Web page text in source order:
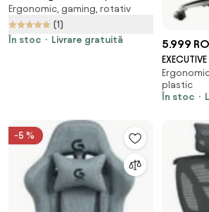
plasă și suport lombar dinamic,
tetiera 3D, cotiere rabatabile,
Alb/Gri
Ergonomic, gaming, rotativ
(1)
În stoc
Livrare gratuită 5.999
din Piele
Curbat
Bază din
plastic
În stoc
-5 %